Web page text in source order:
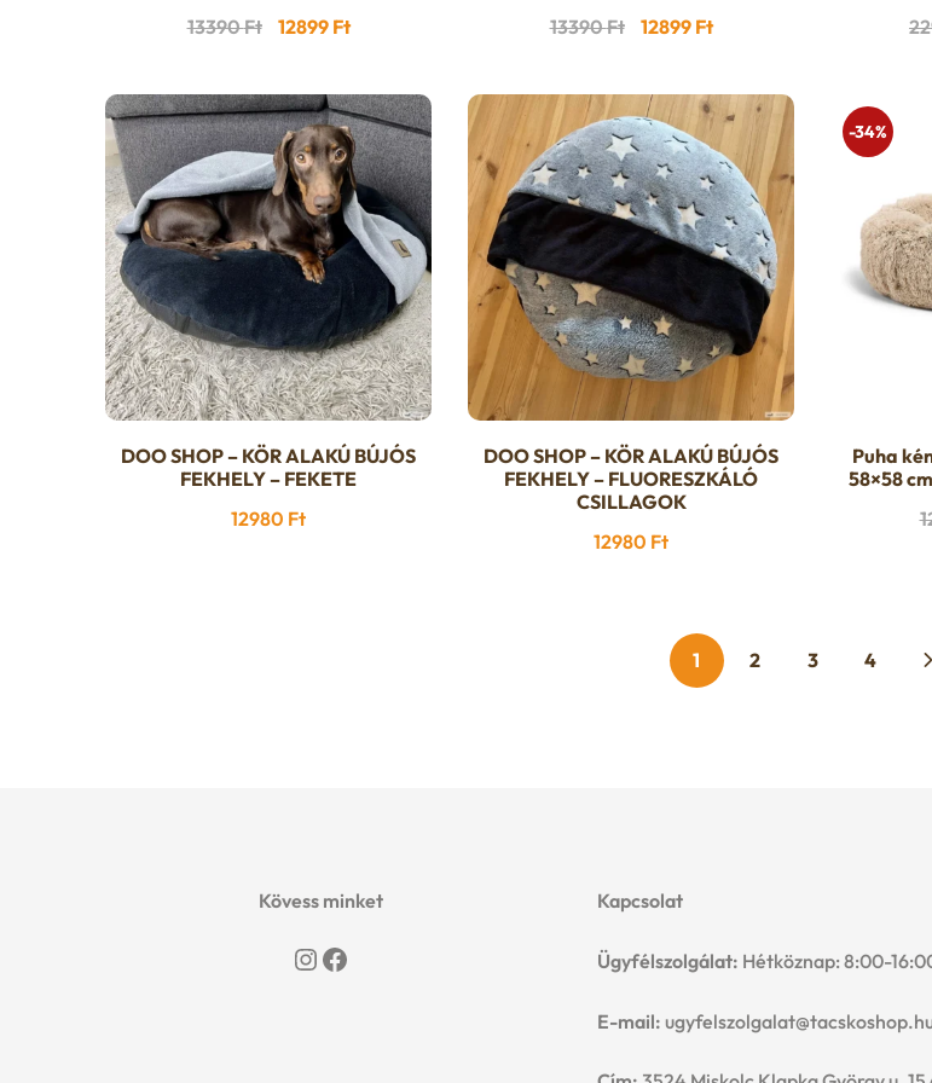
13390Ft Original
was:
13390 Ft.
12899 FtCurrent
is:
12899 Ft.
13390Ft Original
was:
13390 Ft.
12899 FtCurrent
is:
12899 Ft.
DOO SHOP – KÖR ALAKÚ BÚJÓS
FEKHELY – FEKETE
12980 Ft
DOO SHOP – KÖR ALAKÚ BÚJÓS
FEKHELY – FLUORESZKÁLÓ
CSILLAGOK
12980 Ft
-34%
Puha
58×58
1 2 3 4
Kövess minket
Instagram
Facebook
Kapcsolat
Ügyfélszolgálat: Hétköznap: 8:00-
E-mail: